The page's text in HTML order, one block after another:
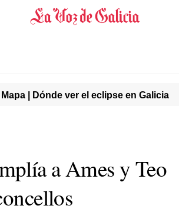
Mapa | Dónde ver el eclipse en Galicia
a Ames y Teo